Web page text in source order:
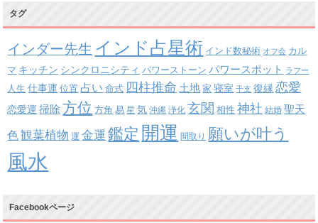
タグ
インダー先生 インド占星術 インド数秘術 オフ会 カル
マ キッチン シンクロニシティ パワーストーン パワースポット ラフー
人生 仕事運 位置 占い 命式 四柱推命 土地 家 寝室 干支 復縁 恋愛
恋愛運 掃除 方位 方角 易 星 気 沖縄 浄化 玄関 相性 神社 結婚 聖天
色 観葉植物 運 金運 鑑定 開運 間取り 願いが叶う
風水
Facebookページ